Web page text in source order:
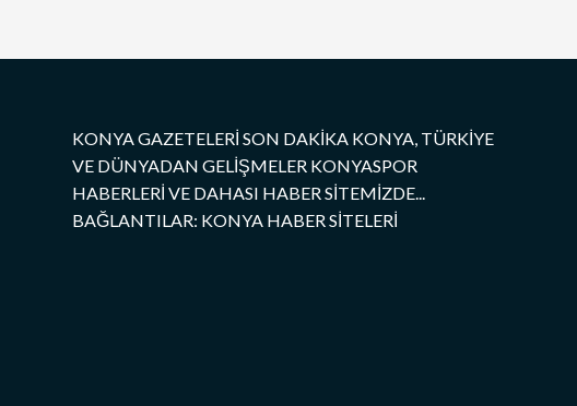
KONYA GAZETELERİ SON DAKİKA KONYA, TÜRKİYE
VE DÜNYADAN GELİŞMELER KONYASPOR
HABERLERİ VE DAHASI HABER SİTEMİZDE...
BAĞLANTILAR: KONYA HABER SİTELERİ